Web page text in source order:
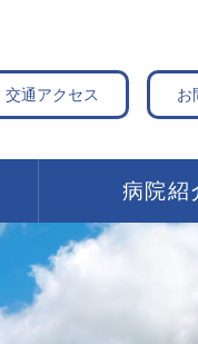
交通アクセス お
病院紹